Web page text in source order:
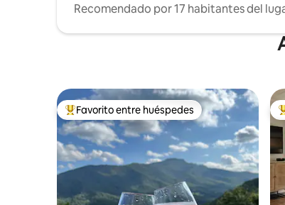
Recomendado por 17 habitantes del
Favorito entre los huéspedes más destacados
Favorito entre huéspedes